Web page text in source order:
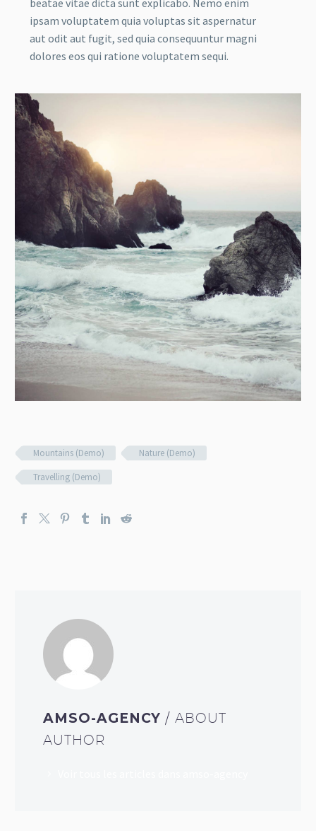
ipsam voluptatem quia voluptas sit aspernatur
aut odit aut fugit, sed quia consequuntur magni
dolores eos qui ratione voluptatem sequi.
Mountains (Demo)
Nature (Demo)
Travelling (Demo)
AMSO-AGENCY/ ABOUT
AUTHOR